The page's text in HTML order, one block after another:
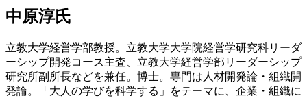
中原淳氏
立教大学経営学部教授。立教大学大学院経営学研究科リーダ
ーシップ開発コース主査、立教大学経営学部リーダーシップ
研究所副所長などを兼任。博士。専門は人材開発論・組織開
発論。「大人の学びを科学する」をテーマに、企業・組織に